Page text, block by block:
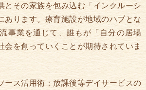
とその家族を包み込む「インクルーシ
あります。療育施設が地域のハブとな
事業を通じて、誰もが「自分の居場
会を創っていくことが期待されていま
ース活用術：放課後等デイサービスの